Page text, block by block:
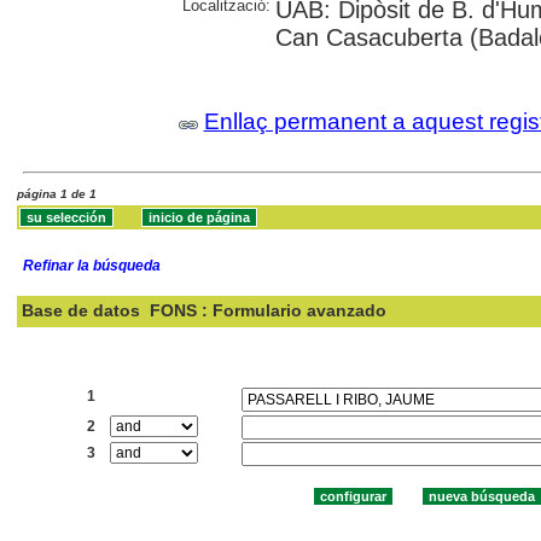
Localització: UAB: Dipòsit de B.
Can Casacuberta
Enllaç permanent a aquest
página 1 de 1
Refinar la búsqueda
Base de datos FONS : Formulario avanzado
1
2
3